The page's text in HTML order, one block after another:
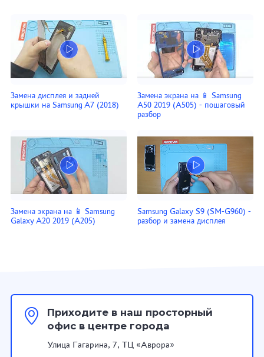
Замена дисплея и задней
крышки на Samsung A7 (2018)
Замена экрана на 📱 Samsung
A50 2019 (A505) - пошаговый
разбор
Замена экрана на 📱 Samsung
Galaxy A20 2019 (A205)
Samsung Galaxy S9 (SM-G960) -
разбор и замена дисплея
Приходите в наш просторный
офис в центре города
Улица Гагарина, 7, ТЦ «Аврора»